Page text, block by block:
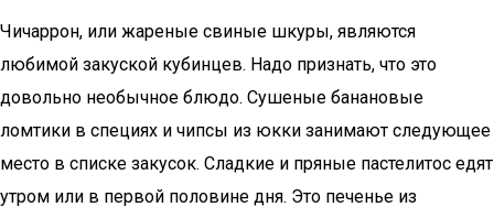
Чичаррон, или жареные свиные шкуры, являются
любимой закуской кубинцев. Надо признать, что это
довольно необычное блюдо. Сушеные банановые
ломтики в специях и чипсы из юкки занимают следующее
место в списке закусок. Сладкие и пряные пастелитос едят
утром или в первой половине дня. Это печенье из